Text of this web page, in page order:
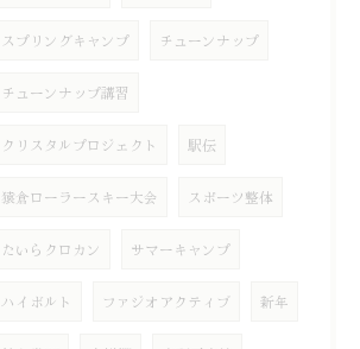
スプリングキャンプ チューンナップ
チューンナップ講習
クリスタルプロジェクト 駅伝
猿倉ローラースキー大会 スポーツ整体
たいらクロカン サマーキャンプ
ハイボルト ファジオアクティブ 新年